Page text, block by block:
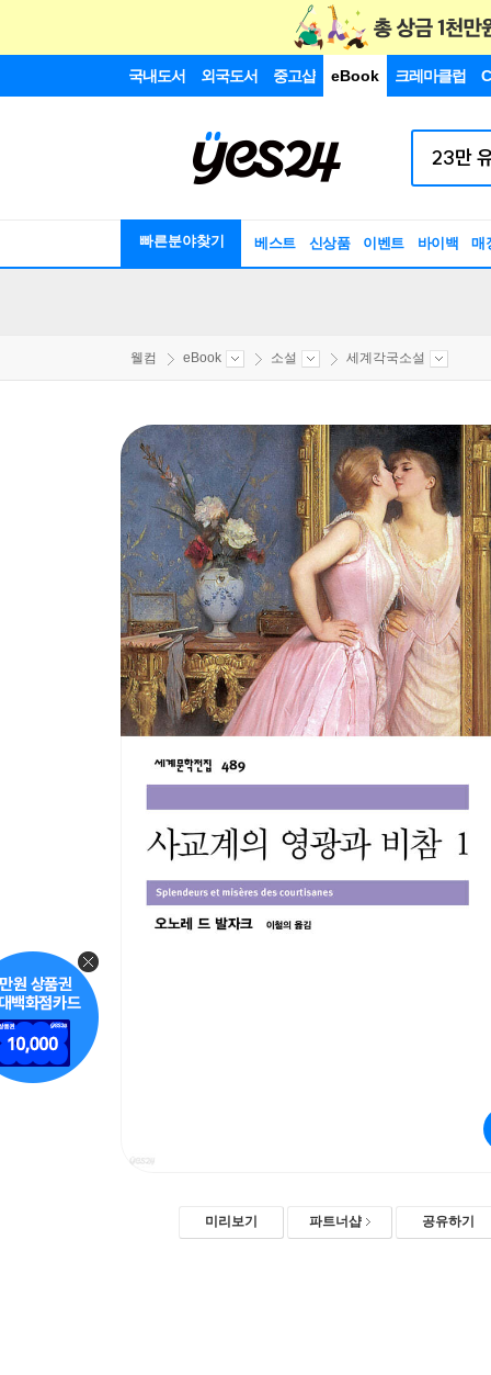
국내도서 외국도서 중고샵 eBook 크레마클럽
빠른분야찾기 베스트 신상품 이벤트 바이백 매
웰컴 eBook 소설 세계각국소설
미리보기 파트너샵 공유하기